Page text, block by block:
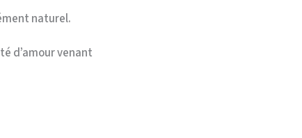
naturel.
d’amour venant